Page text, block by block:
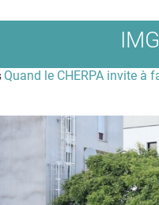
Quand le CHERPA invite à